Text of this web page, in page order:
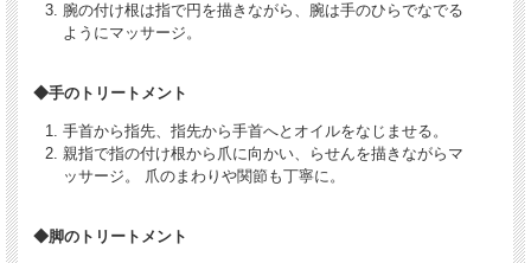
腕の付け根は指で円を描きながら、腕は手のひらでなでる
ようにマッサージ。
◆手のトリートメント
手首から指先、指先から手首へとオイルをなじませる。
親指で指の付け根から爪に向かい、らせんを描きながらマ
ッサージ。 爪のまわりや関節も丁寧に。
◆脚のトリートメント